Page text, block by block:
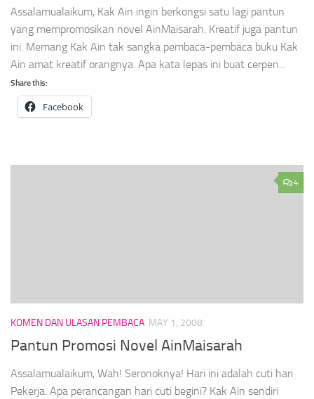
Assalamualaikum, Kak Ain ingin berkongsi satu lagi pantun
yang mempromosikan novel AinMaisarah. Kreatif juga pantun
ini. Memang Kak Ain tak sangka pembaca-pembaca buku Kak
Ain amat kreatif orangnya. Apa kata lepas ini buat cerpen...
Share this:
Facebook
4
KOMEN DAN ULASAN PEMBACA MAY 1, 2008
Pantun Promosi Novel AinMaisarah
Assalamualaikum, Wah! Seronoknya! Hari ini adalah cuti hari
Pekerja. Apa perancangan hari cuti begini? Kak Ain sendiri